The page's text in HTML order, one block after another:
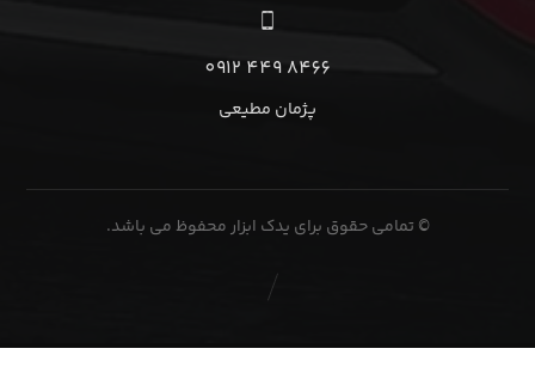
8466 449 0912
پژمان مطیعی
© تمامی حقوق برای یدک ابزار محفوظ می باشد.